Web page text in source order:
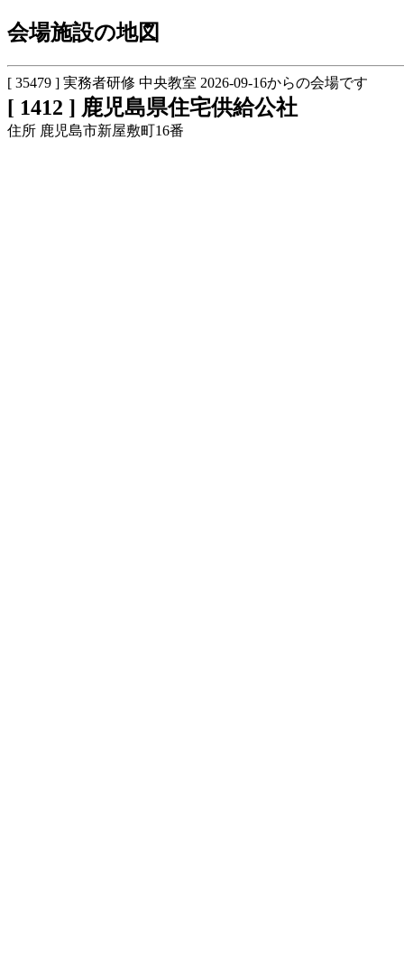
会場施設の地図
[ 35479 ] 実務者研修 中央教室 2026-09-16からの会場です
[ 1412 ] 鹿児島県住宅供給公社
住所 鹿児島市新屋敷町16番